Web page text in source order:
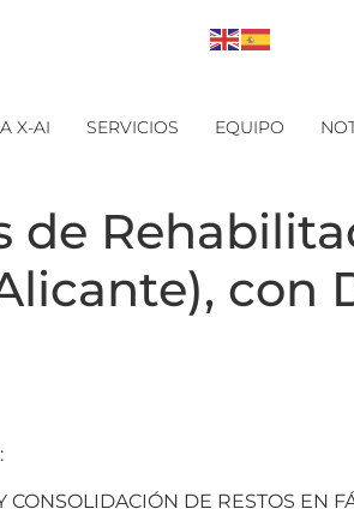
X-AI SERVICIOS EQUIPO
de
con
DE RESTOS EN